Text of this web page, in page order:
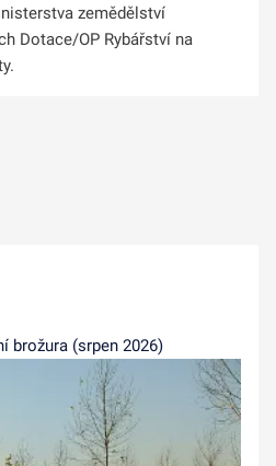
zemědělství
Dotace/OP Rybářství na
brožura (srpen 2026)